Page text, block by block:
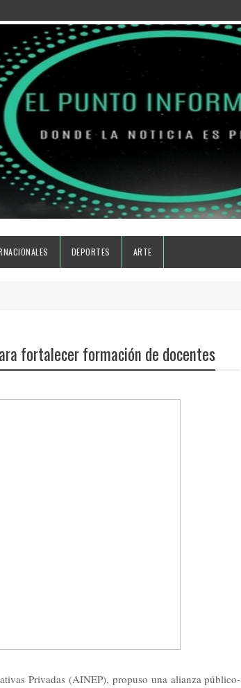
DEPORTES ARTE
fortalecer formación de docentes
Privadas (AINEP), propuso una alianza público-